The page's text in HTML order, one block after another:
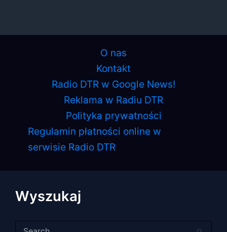
O nas
Kontakt
Radio DTR w Google News!
Reklama w Radiu DTR
Polityka prywatności
Regulamin płatności online w
serwisie Radio DTR
Wyszukaj